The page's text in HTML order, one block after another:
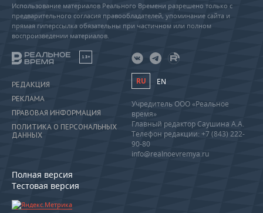
Использование материалов Реального Времени разрешено только с
предварительного согласия правообладателей, упоминание сайта и
прямая гиперссылка обязательны при частичном или полном
воспроизведении материалов.
18+
РЕДАКЦИЯ
РЕКЛАМА
ПРАВОВАЯ ИНФОРМАЦИЯ
ПОЛИТИКА О ПЕРСОНАЛЬНЫХ
ДАННЫХ
Полная версия
Тестовая версия
RU EN
Учредитель ООО «Реальное
время»
Главный редактор Саушина А.А.
Телефон редакции: +7 (843) 222-
90-80
info@realnoevremya.ru